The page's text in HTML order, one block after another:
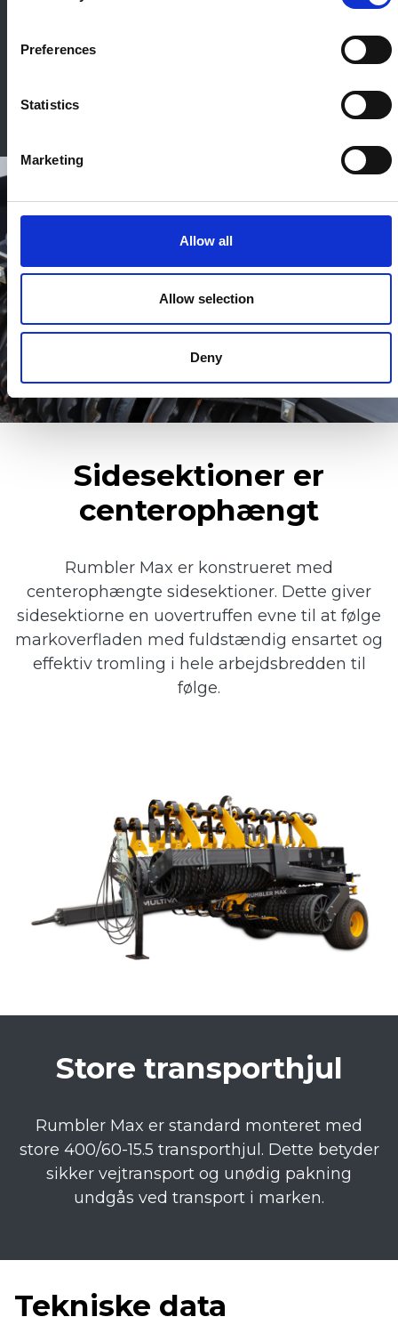
Preferences
Statistics
Marketing
Allow all
Allow selection
Deny
ensartet pakning i hele arbejdsbredden
uanset om der arbejdes i bakkede og ujvænt
Sidesektioner er
centerophængt
Rumbler Max er konstrueret med
centerophængte sidesektioner. Dette giver
sidesektiorne en uovertruffen evne til at følge
markoverfladen med fuldstændig ensartet og
effektiv tromling i hele arbejdsbredden til
følge.
Store transporthjul
Rumbler Max er standard monteret med
store 400/60-15.5 transporthjul. Dette betyder
sikker vejtransport og unødig pakning
undgås ved transport i marken.
Tekniske data